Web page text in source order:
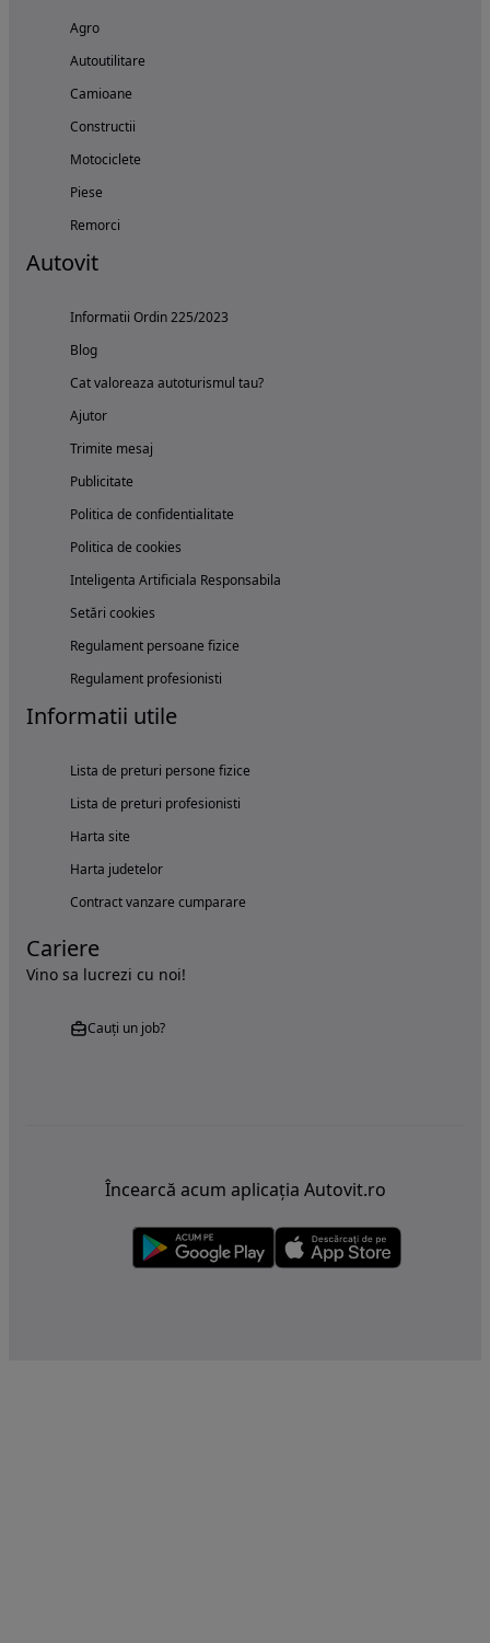
Agro
Autoutilitare
Camioane
Constructii
Motociclete
Piese
Remorci
Autovit
Informatii Ordin 225/2023
Blog
Cat valoreaza autoturismul tau?
Ajutor
Trimite mesaj
Publicitate
Politica de confidentialitate
Politica de cookies
Inteligenta Artificiala Responsabila
Setări cookies
Regulament persoane fizice
Regulament profesionisti
Informatii utile
Lista de preturi persone fizice
Lista de preturi profesionisti
Harta site
Harta judetelor
Contract vanzare cumparare
Cariere
Vino sa lucrezi cu noi!
Cauți un job?
Încearcă acum aplicația Autovit.ro